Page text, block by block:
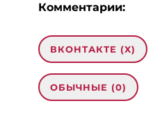
Комментарии:
ВКОНТАКТЕ (X)
ОБЫЧНЫЕ (0)